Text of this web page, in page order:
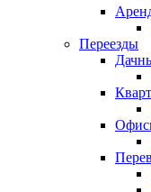
Переезды